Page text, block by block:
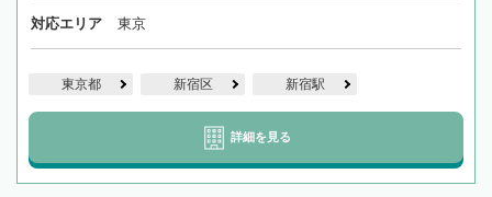
対応エリア 東京
東京都 新宿区 新宿駅
詳細を見る